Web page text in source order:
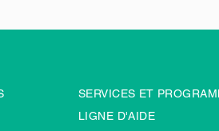
SERVICES ET
LIGNE D'AIDE